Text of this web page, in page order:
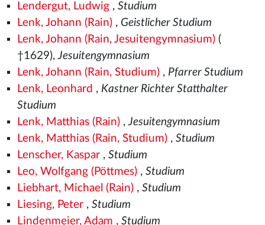
Lendergut, Ludwig, Studium
Lenk, Johann (Rain), Geistlicher Studium
Lenk, Johann (Rain, Jesuitengymnasium)(
†1629),Jesuitengymnasium
Lenk, Johann (Rain, Studium), Pfarrer Studium
Lenk, Leonhard , Kastner Richter Statthalter
Studium
Lenk, Matthias (Rain),Jesuitengymnasium
Lenk, Matthias (Rain, Studium), Studium
Lenscher, Kaspar, Studium
Leo, Wolfgang (Pöttmes), Studium
Liebhart, Michael (Rain), Studium
Liesing, Peter, Studium
Lindenmeier, Adam , Studium